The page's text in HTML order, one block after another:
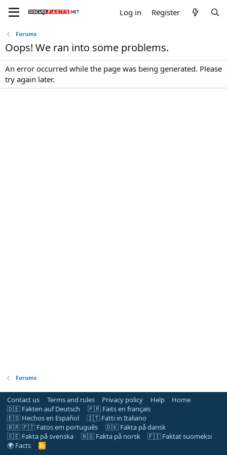
Log in Register
Forums
Oops! We ran into some problems.
An error occurred while the page was being generated. Please
try again later.
Forums
Contact us Terms and rules Privacy policy Help
Home
🇩🇪 Fakten auf Deutsch
🇫🇷 Faits en français
🇪🇸 Hechos en Español
🇮🇹 Fatti in Italiano
🇧🇷 🇵🇹 Fatos em português
🇩🇰 Fakta på dansk
🇸🇪 Fakta på svenska
🇳🇴 Fakta på norsk
🇫🇮 Faktat suomeksi
🌍 Facts
R